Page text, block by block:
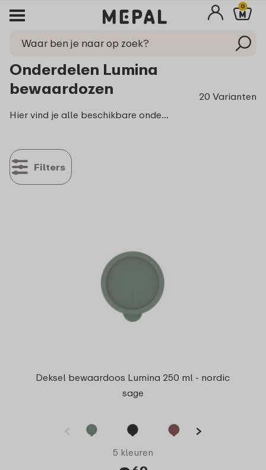
0
Onderdelen Lumina
bewaardozen
20 Varianten
Hier vind je alle beschikbare onderdelen voor jouw Lumina bewaardoos. Weet je niet zeker welke maat Lumina je hebt? Kijk dan even op de onderzijde.
Filters
Deksel bewaardoos Lumina 250 ml - nordic
sage
5 kleuren